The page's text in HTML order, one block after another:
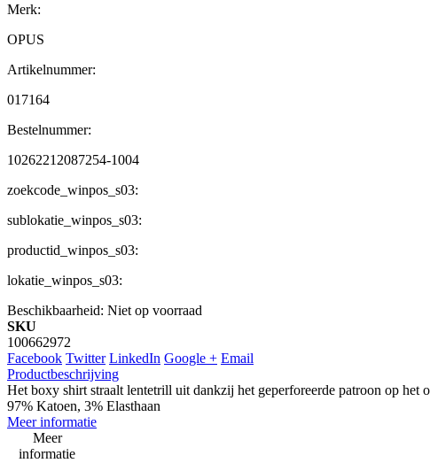
Merk:
OPUS
Artikelnummer:
017164
Bestelnummer:
10262212087254-1004
zoekcode_winpos_s03:
sublokatie_winpos_s03:
productid_winpos_s03:
lokatie_winpos_s03:
Beschikbaarheid: Niet op voorraad
SKU
100662972
Facebook Twitter LinkedIn Google + Email
Productbeschrijving
Het boxy shirt straalt lentetrill uit dankzij het geperforeerde patroon op het
97% Katoen, 3% Elasthaan
Meer informatie
Meer
informatie